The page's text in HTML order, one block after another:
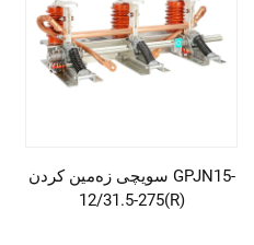
سویچی زەمین کردن GPJN15-
12/31.5-275(R)